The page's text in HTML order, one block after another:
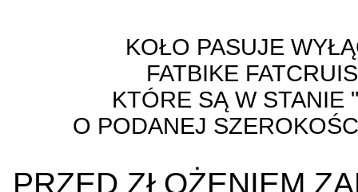
KOŁO PASUJE
FATBIKE
KTÓRE SĄ W STANIE
O PODANEJ
PRZED ZŁOŻENIEM